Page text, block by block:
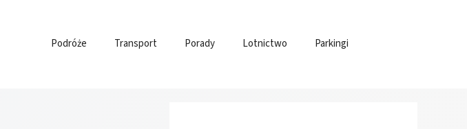
Podróże Transport Porady Lotnictwo Parkingi